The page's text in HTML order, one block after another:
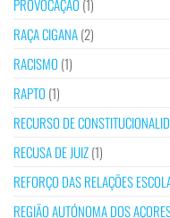
PROVOCAÇÃO (1)
RAÇA CIGANA(2)
RACISMO (1)
RAPTO (1)
RECURSO DE
RECUSA DE JUIZ(1)
REFORÇO DAS RELAÇÕES
REGIÃO AUTÓNOMA DOS